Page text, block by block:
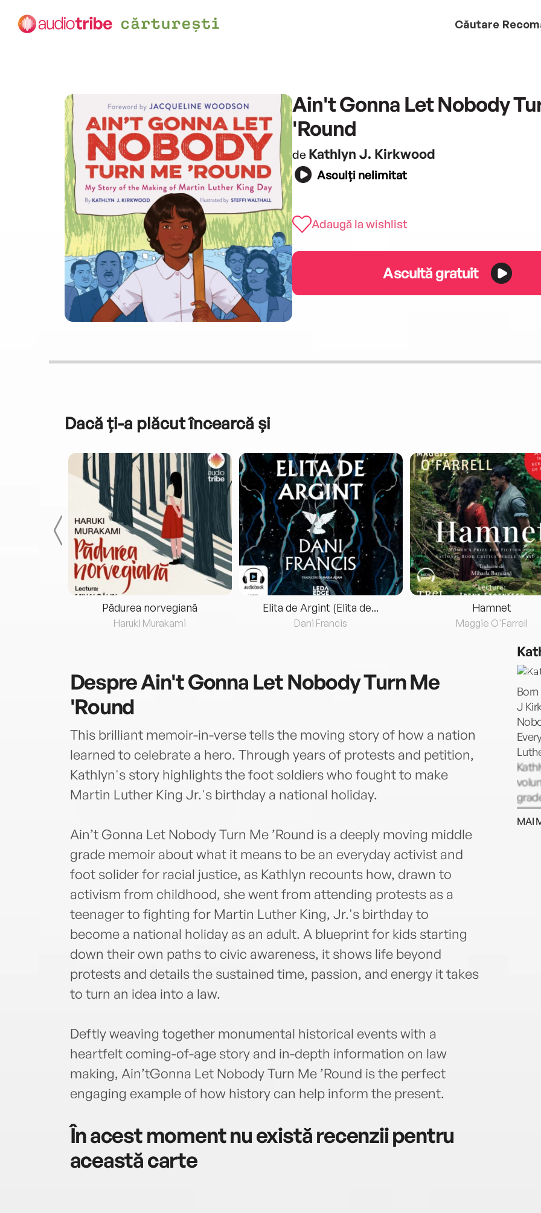
Căutare
Ain't Gonna Let Nobody
'Round
de Kathlyn J. Kirkwood
Asculți nelimitat
Adaugă la wishlist
Ascultă gratuit
Dacă ți-a plăcut încearcă și
Pădurea norvegiană
Haruki Murakami
Elita de Argint (Elita de...
Dani Francis
Hamnet
Maggie O'Farrell
DespreAin't Gonna Let Nobody Turn Me
'Round
This brilliant memoir-in-verse tells the moving story of how a nation
learned to celebrate a hero. Through years of protests and petition,
Kathlyn's story highlights the foot soldiers who fought to make
Martin Luther King Jr.'s birthday a national holiday.
Ain’t Gonna Let Nobody Turn Me ’Round is a deeply moving middle
grade memoir about what it means to be an everyday activist and
foot solider for racial justice, as Kathlyn recounts how, drawn to
activism from childhood, she went from attending protests as a
teenager to fighting for Martin Luther King, Jr.'s birthday to
become a national holiday as an adult. A blueprint for kids starting
down their own paths to civic awareness, it shows life beyond
protests and details the sustained time, passion, and energy it takes
to turn an idea into a law.
Deftly weaving together monumental historical events with a
heartfelt coming-of-age story and in-depth information on law
making, Ain’tGonna Let Nobody Turn Me ’Round is the perfect
engaging example of how history can help inform the present.
În acest moment nu există recenzii pentru
această carte
J
use
MAI